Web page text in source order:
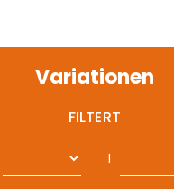
Variationen
FILTERT
I